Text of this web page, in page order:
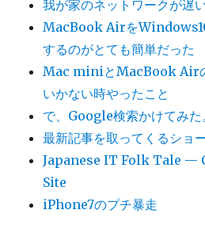
我が家のネットワークが遅
MacBook Airを
するのがとても簡単だった
Mac miniとMacBook Air
いかない時やったこと
で、Google検索かけてみた
最新記事を取ってくるショ
Japanese IT Folk Tale —
Site
iPhone7のプチ暴走